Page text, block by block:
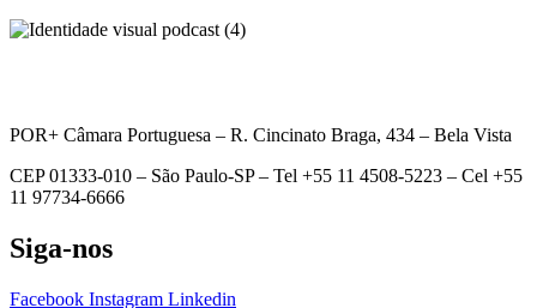
POR+ Câmara Portuguesa – R. Cincinato Braga, 434 – Bela Vista
CEP 01333-010 – São Paulo-SP – Tel +55 11 4508-5223 – Cel +55
11 97734-6666
Siga-nos
Facebook Instagram Linkedin